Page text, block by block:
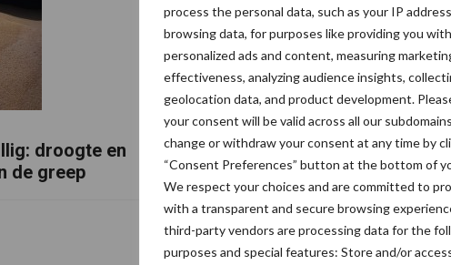
process the personal data, such as your IP
browsing data, for purposes like providing you with
personalized ads and content, measuring
effectiveness, analyzing audience insights,
geolocation data, and product development.
your consent will be valid across all our
change or withdraw your consent at any time by
“Consent Preferences” button at the bottom of
We respect your choices and are committed to
with a transparent and secure browsing
third-party vendors are processing data for the
purposes and special features: Store and/or
droogte en
de greep
De speenhuid: een vaak
risicofactor voor mastitis